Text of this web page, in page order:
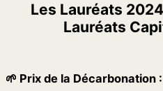
Les Lauréats
Lauréats
🌱 Prix de la Décarbonation :